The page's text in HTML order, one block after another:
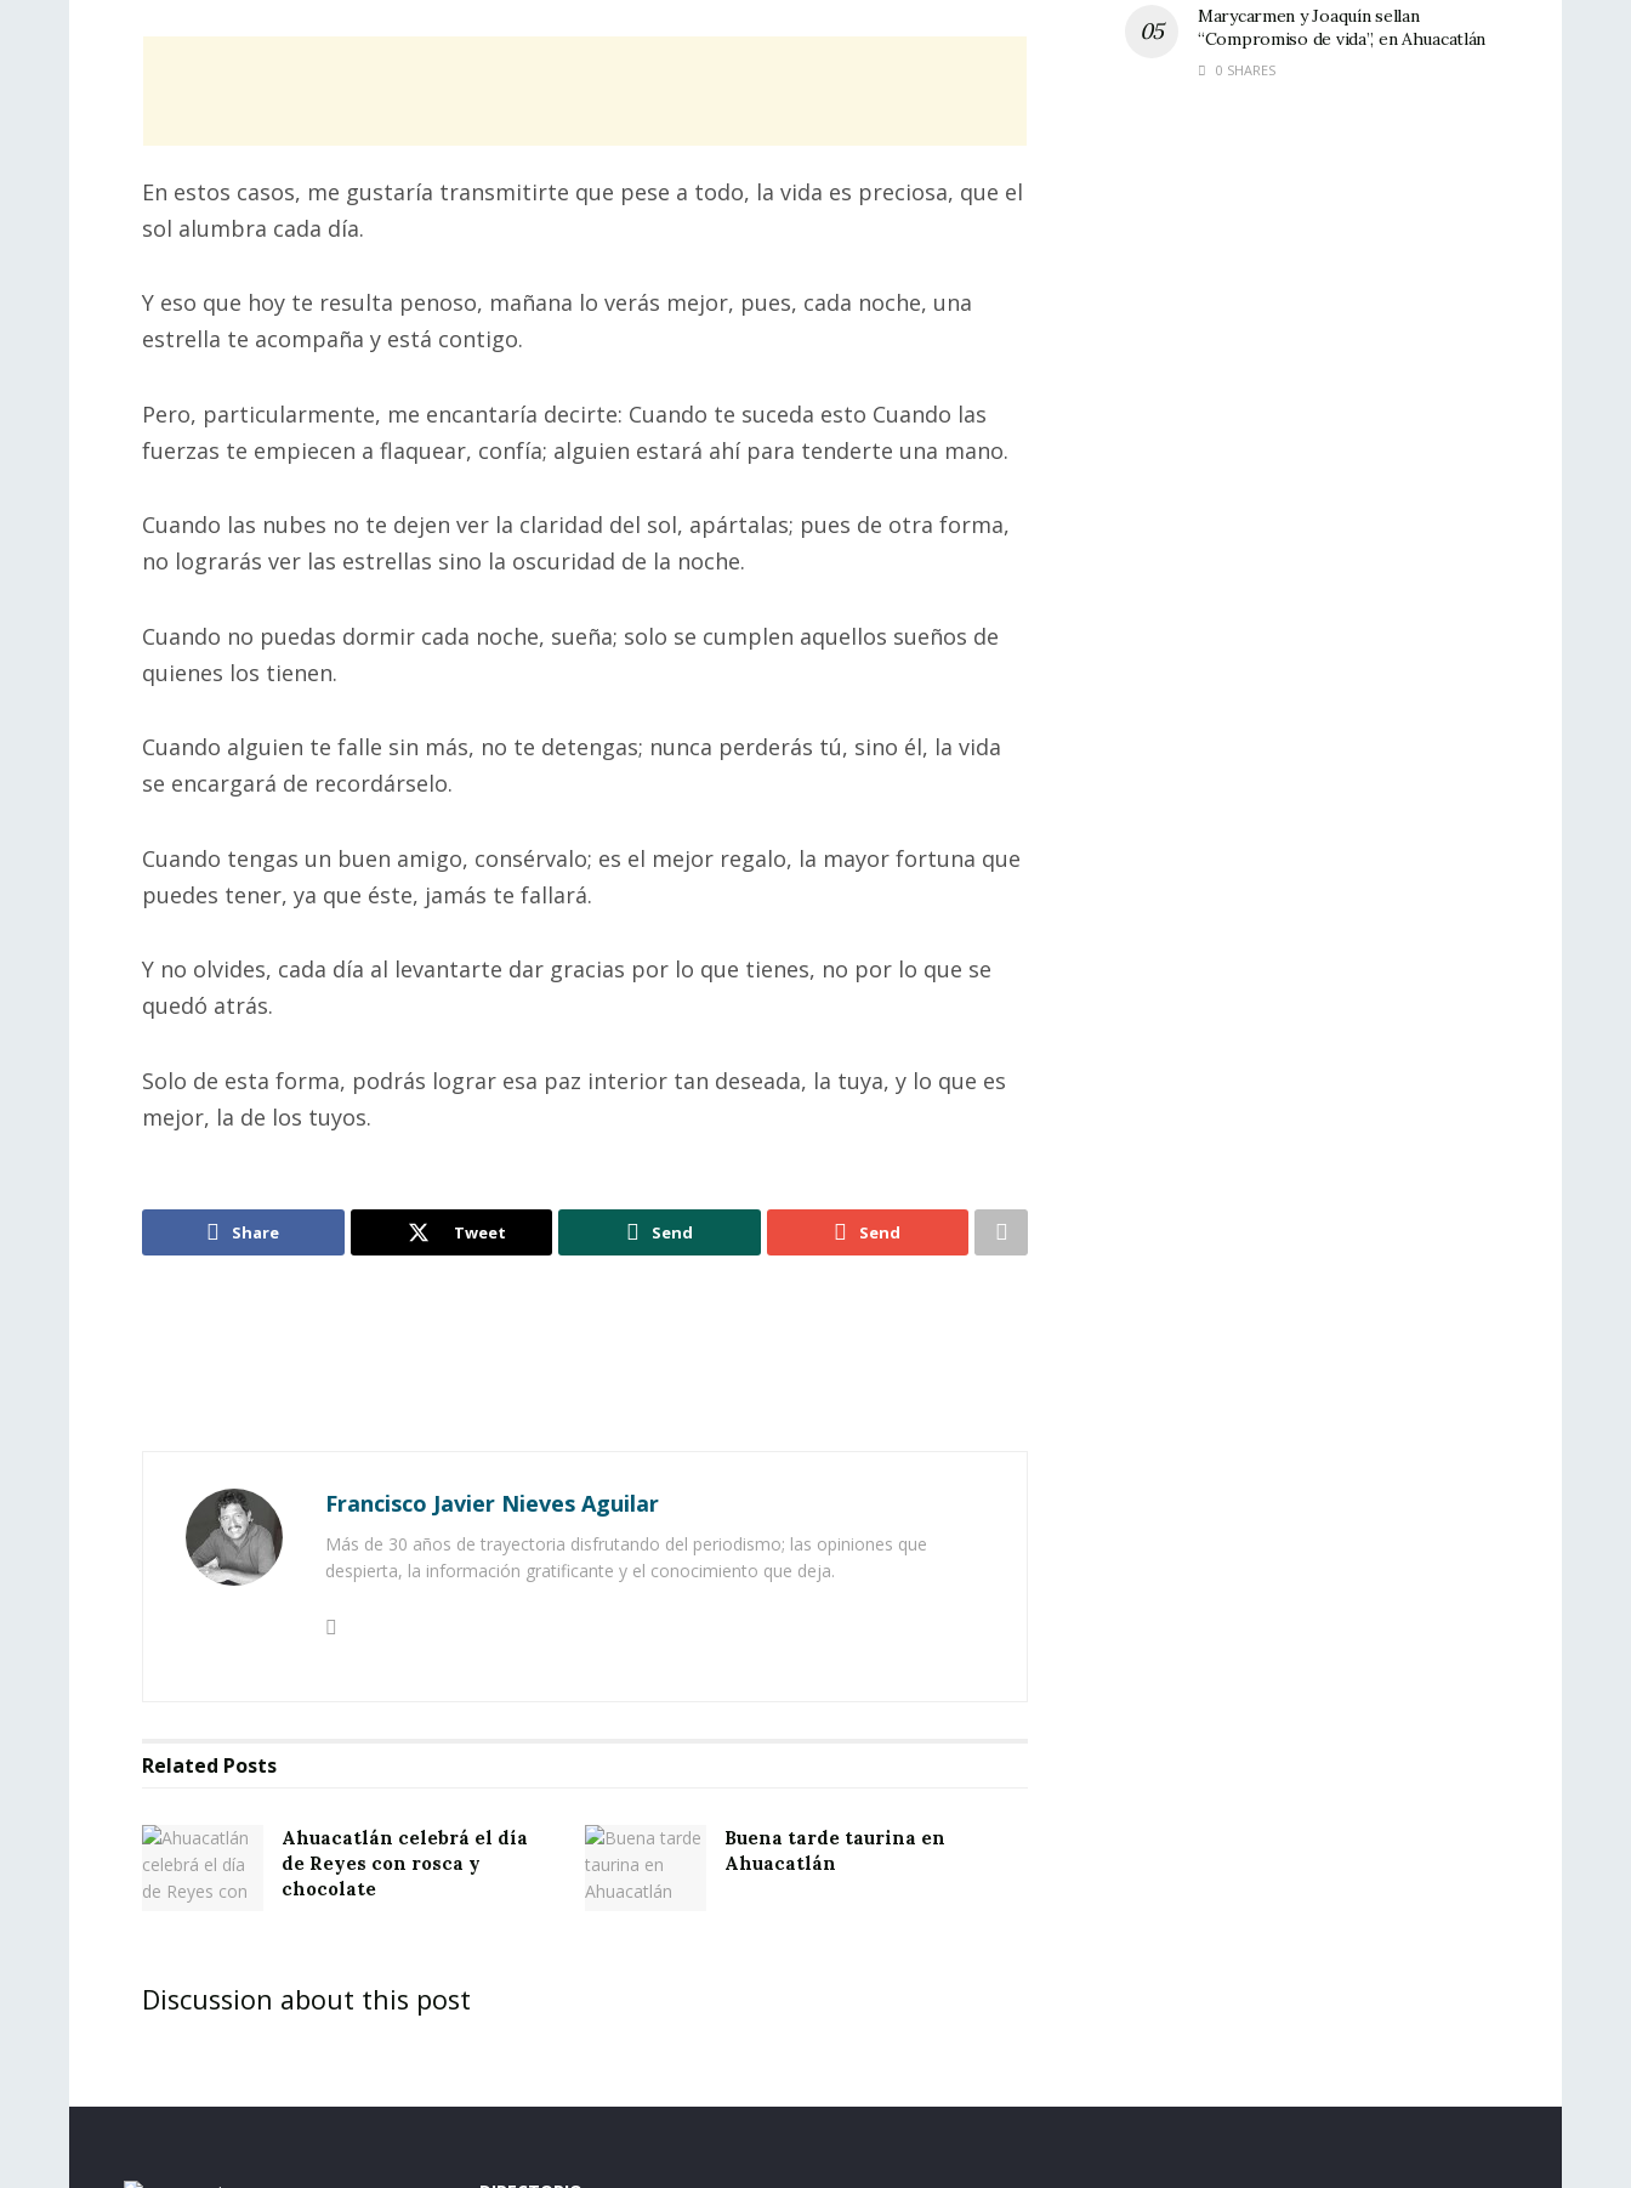
En estos casos, me gustaría transmitirte que pese a todo, la vida es preciosa, que el
sol alumbra cada día.
Y eso que hoy te resulta penoso, mañana lo verás mejor, pues, cada noche, una
estrella te acompaña y está contigo.
Pero, particularmente, me encantaría decirte: Cuando te suceda esto Cuando las
fuerzas te empiecen a flaquear, confía; alguien estará ahí para tenderte una mano.
Cuando las nubes no te dejen ver la claridad del sol, apártalas; pues de otra forma,
no lograrás ver las estrellas sino la oscuridad de la noche.
Cuando no puedas dormir cada noche, sueña; solo se cumplen aquellos sueños de
quienes los tienen.
Cuando alguien te falle sin más, no te detengas; nunca perderás tú, sino él, la vida
se encargará de recordárselo.
Cuando tengas un buen amigo, consérvalo; es el mejor regalo, la mayor fortuna que
puedes tener, ya que éste, jamás te fallará.
Y no olvides, cada día al levantarte dar gracias por lo que tienes, no por lo que se
quedó atrás.
Solo de esta forma, podrás lograr esa paz interior tan deseada, la tuya, y lo que es
mejor, la de los tuyos.
Share Tweet Send Send
Francisco Javier Nieves Aguilar
Más de 30 años de trayectoria disfrutando del periodismo; las opiniones que
despierta, la información gratificante y el conocimiento que deja.
Related Posts
Ahuacatlán celebrá el día
de Reyes con rosca y
chocolate
Buena tarde taurina en
Ahuacatlán
Discussion about this post
Marycarmen y Joaquín sellan
“Compromiso de vida”, en Ahuacatlán
0 SHARES